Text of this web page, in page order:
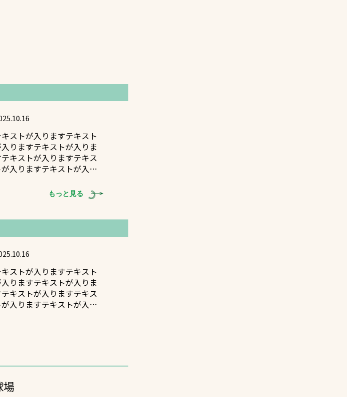
ストが入りますテキスト
りますテキストが入りま
キストが入りますテキス
が入りますテキストが入り
もっと見る
ストが入りますテキスト
りますテキストが入りま
キストが入りますテキス
が入りますテキストが入り
場